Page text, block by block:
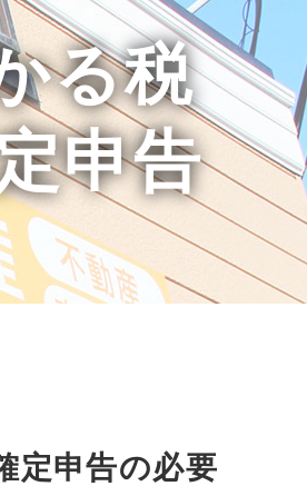
る税
申告
定申告の必要